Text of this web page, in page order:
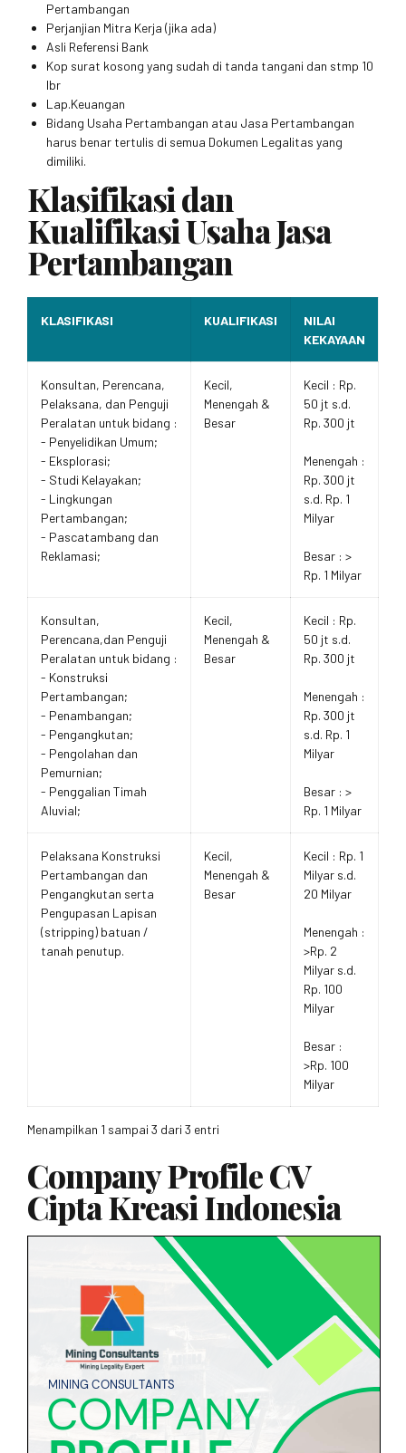
Pertambangan
Perjanjian Mitra Kerja (jika ada)
Asli Referensi Bank
Kop surat kosong yang sudah di tanda tangani dan stmp 10
lbr
Lap.Keuangan
Bidang Usaha Pertambangan atau Jasa Pertambangan
harus benar tertulis di semua Dokumen Legalitas yang
dimiliki.
Klasifikasi dan
Kualifikasi Usaha Jasa
Pertambangan
KLASIFIKASI KUALIFIKASI
NILAI
KEKAYAAN
Konsultan, Perencana,
Pelaksana, dan Penguji
Peralatan untuk bidang :
- Penyelidikan Umum;
- Eksplorasi;
- Studi Kelayakan;
- Lingkungan
Pertambangan;
- Pascatambang dan
Reklamasi;
Kecil,
Menengah &
Besar
Kecil : Rp.
50 jt s.d.
Rp. 300 jt
Menengah :
Rp. 300 jt
s.d. Rp. 1
Milyar
Besar : >
Rp. 1 Milyar
Konsultan,
Perencana,dan Penguji
Peralatan untuk bidang :
- Konstruksi
Pertambangan;
- Penambangan;
- Pengangkutan;
- Pengolahan dan
Pemurnian;
- Penggalian Timah
Aluvial;
Kecil,
Menengah &
Besar
Kecil : Rp.
50 jt s.d.
Rp. 300 jt
Menengah :
Rp. 300 jt
s.d. Rp. 1
Milyar
Besar : >
Rp. 1 Milyar
Pelaksana Konstruksi
Pertambangan dan
Pengangkutan serta
Pengupasan Lapisan
(stripping) batuan /
tanah penutup.
Kecil,
Menengah &
Besar
Kecil : Rp. 1
Milyar s.d.
20 Milyar
Menengah :
>Rp. 2
Milyar s.d.
Rp. 100
Milyar
Besar :
>Rp. 100
Milyar
Menampilkan 1 sampai 3 dari 3 entri
Company Profile CV
Cipta Kreasi Indonesia